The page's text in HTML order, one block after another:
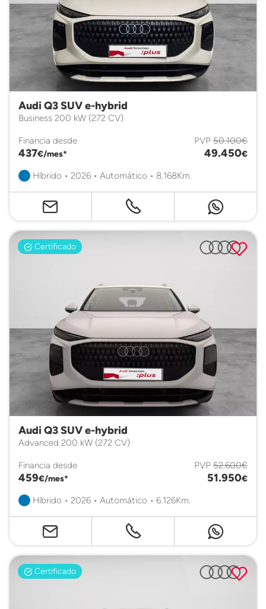
Audi Q3 SUV e-hybrid
Business 200 kW (272 CV)
Financia desde
437€/mes*
PVP 50.100€
49.450€
Híbrido • 2026 • Automático • 8.168Km.
Certificado
Audi Q3 SUV e-hybrid
Advanced 200 kW (272 CV)
Financia desde
459€/mes*
PVP 52.600€
51.950€
Híbrido • 2026 • Automático • 6.126Km.
Certificado